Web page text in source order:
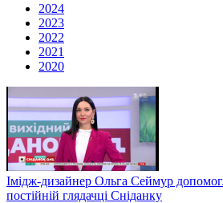
2024
2023
2022
2021
2020
Імідж-дизайнер Ольга Сеймур
постійній глядачці Сніданку